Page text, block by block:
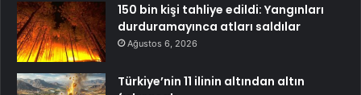
150 bin kişi tahliye edildi: Yangınları
durduramayınca atları saldılar
Ağustos 6, 2026
Türkiye’nin 11 ilinin altından altın